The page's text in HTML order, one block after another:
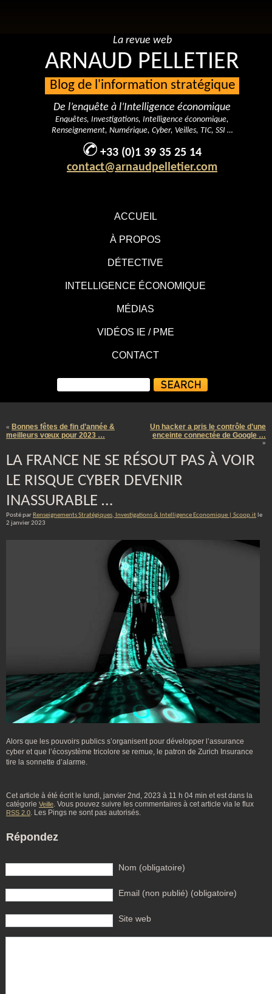
ACCUEIL
À PROPOS
DÉTECTIVE
INTELLIGENCE ÉCONOMIQUE
MÉDIAS
VIDÉOS IE / PME
CONTACT
La revue web
ARNAUD PELLETIER
Blog de l'information stratégique
De l’enquête à l’Intelligence économique
Enquêtes, Investigations, Intelligence économique,
Renseignement, Numérique, Cyber, Veilles, TIC, SSI …
+33 (0)1 39 35 25 14
contact@arnaudpelletier.com
« Bonnes fêtes de fin d’année &
meilleurs vœux pour 2023 …
Un hacker a pris le contrôle d’une
enceinte connectée de Google …
»
LA FRANCE NE SE RÉSOUT PAS À VOIR
LE RISQUE CYBER DEVENIR
INASSURABLE …
Posté par Renseignements Stratégiques, Investigations & Intelligence Economique | Scoop.it le
2 janvier 2023
Alors que les pouvoirs publics s’organisent pour développer l’assurance
cyber et que l’écosystème tricolore se remue, le patron de Zurich Insurance
tire la sonnette d’alarme.
Cet article à été écrit le lundi, janvier 2nd, 2023 à 11 h 04 min et est dans la
catégorie Veille . Vous pouvez suivre les commentaires à cet article via le flux
RSS 2.0 . Les Pings ne sont pas autorisés.
Répondez
Nom (obligatoire)
Email (non publié) (obligatoire)
Site web